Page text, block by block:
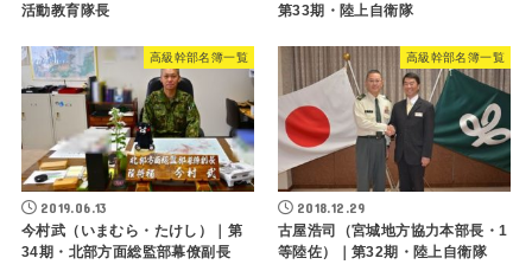
活動教育隊長
第33期・陸上自衛隊
高級幹部名簿一覧
2019.06.13
今村武（いまむら・たけし）｜第
34期・北部方面総監部幕僚副長
高級幹部名簿一覧
2018.12.29
古屋浩司（宮城地方協力本部長・1
等陸佐）｜第32期・陸上自衛隊